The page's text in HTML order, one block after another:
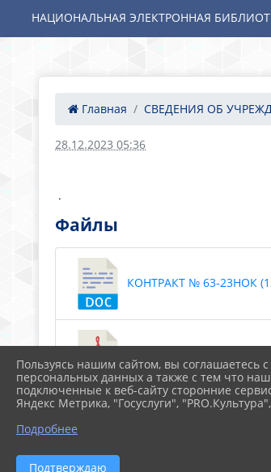
НАЦИОНАЛЬНАЯ ЭЛЕКТРОННАЯ
Главная СВЕДЕНИЯ ОБ
28.12.2023 05:36
.
Файлы
КОНТРАКТ № 63-23НОК
Пользуясь нашим сайтом, вы соглашаетесь
персональных данных а также с тем что наш
подключенные к веб-сайту сторонние
Яндекс Метрика, "Госуслуги",
Подробнее
Подтверждаю